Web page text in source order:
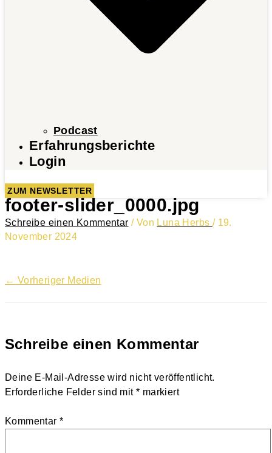
Podcast
Erfahrungsberichte
Login
ZUM NEWSLETTER
footer-slider_0000.jpg
Schreibe einen Kommentar / Von Luna Herbs / 19.
November 2024
← Vorheriger Medien
Schreibe einen Kommentar
Deine E-Mail-Adresse wird nicht veröffentlicht.
Erforderliche Felder sind mit * markiert
Kommentar*